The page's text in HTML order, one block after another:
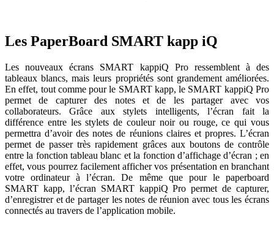
Les PaperBoard SMART kapp iQ
Les nouveaux écrans SMART kappiQ Pro ressemblent à des
tableaux blancs, mais leurs propriétés sont grandement améliorées.
En effet, tout comme pour le SMART kapp, le SMART kappiQ Pro
permet de capturer des notes et de les partager avec vos
collaborateurs. Grâce aux stylets intelligents, l’écran fait la
différence entre les stylets de couleur noir ou rouge, ce qui vous
permettra d’avoir des notes de réunions claires et propres. L’écran
permet de passer très rapidement grâces aux boutons de contrôle
entre la fonction tableau blanc et la fonction d’affichage d’écran ; en
effet, vous pourrez facilement afficher vos présentation en branchant
votre ordinateur à l’écran. De même que pour le paperboard
SMART kapp, l’écran SMART kappiQ Pro permet de capturer,
d’enregistrer et de partager les notes de réunion avec tous les écrans
connectés au travers de l’application mobile.